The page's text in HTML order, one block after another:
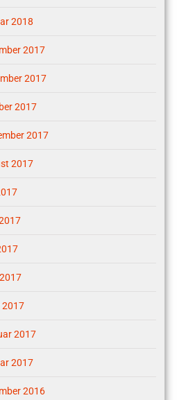
2018
2017
2017
2017
2017
2017
2017
2017
2017
2016